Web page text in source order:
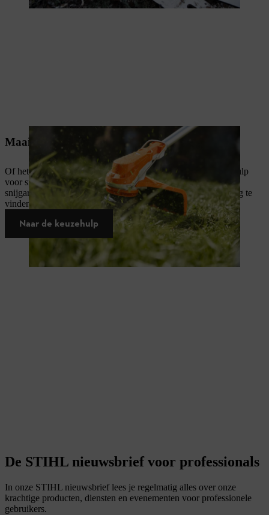
Maaigereedschap
Of het nu voor gazons, weilanden of struiken is, onze keuzehulp
voor snijgarnituren voor bosmaaiers helpt je om het juiste
snijgarnituur voor jouw machine en jouw specifieke toepassing te
vinden.
Naar de keuzehulp
De STIHL nieuwsbrief voor professionals
In onze STIHL nieuwsbrief lees je regelmatig alles over onze
krachtige producten, diensten en evenementen voor professionele
gebruikers.